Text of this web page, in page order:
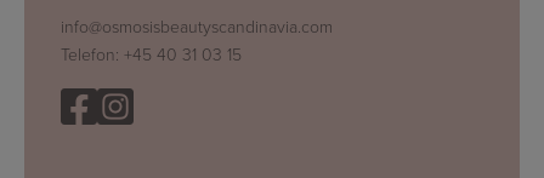
info@osmosisbeautyscandinavia.com
Telefon: +45 40 31 03 15